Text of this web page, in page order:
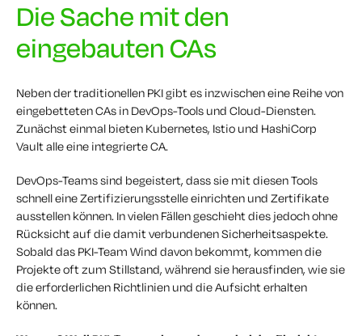
Die Sache mit den
eingebauten CAs
Neben der traditionellen PKI gibt es inzwischen eine Reihe von
eingebetteten CAs in DevOps-Tools und Cloud-Diensten.
Zunächst einmal bieten Kubernetes, Istio und HashiCorp
Vault alle eine integrierte CA.
DevOps-Teams sind begeistert, dass sie mit diesen Tools
schnell eine Zertifizierungsstelle einrichten und Zertifikate
ausstellen können. In vielen Fällen geschieht dies jedoch ohne
Rücksicht auf die damit verbundenen Sicherheitsaspekte.
Sobald das PKI-Team Wind davon bekommt, kommen die
Projekte oft zum Stillstand, während sie herausfinden, wie sie
die erforderlichen Richtlinien und die Aufsicht erhalten
können.